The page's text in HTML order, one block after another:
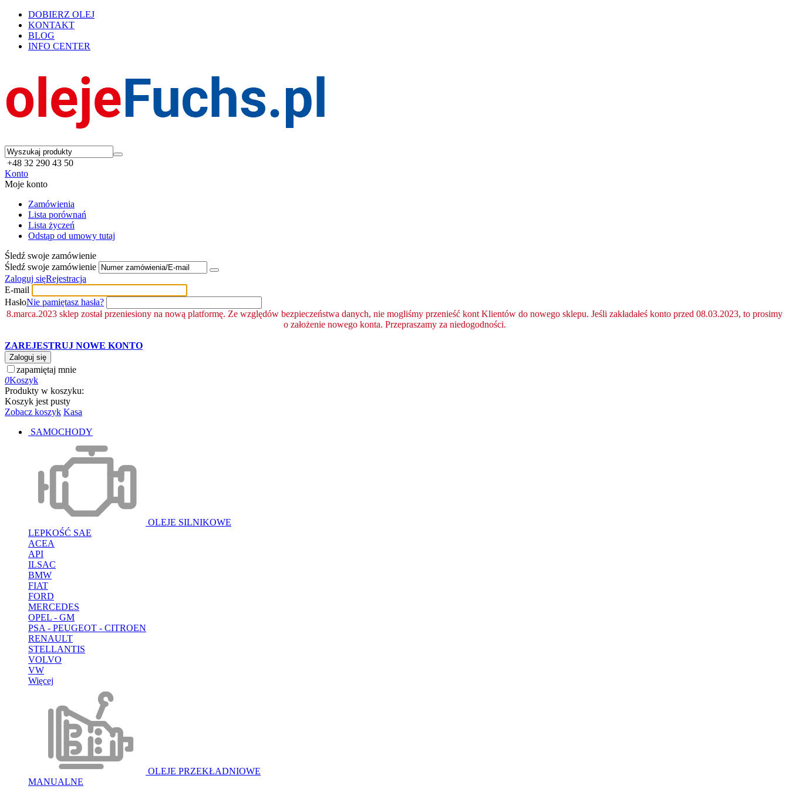
DOBIERZ OLEJ
KONTAKT
BLOG
INFO CENTER
+48 32 290 43 50
Konto
Moje konto
Zamówienia
Lista porównań
Lista życzeń
Odstąp od umowy tutaj
Śledź swoje zamówienie
Śledź swoje zamówienie
Zaloguj sięRejestracja
E-mail
HasłoNie pamiętasz hasła?
8.marca.2023 sklep został przeniesiony na nową platformę. Ze względów bezpieczeństwa danych, nie mogliśmy przenieść kont Klientów do nowego sklepu. Jeśli zakładałeś konto przed 08.03.2023, to prosimy
o założenie nowego konta. Przepraszamy za niedogodności.
ZAREJESTRUJ NOWE KONTO
Zaloguj się
zapamiętaj mnie
0Koszyk
Produkty w koszyku:
Koszyk jest pusty
Zobacz koszyk Kasa
SAMOCHODY
OLEJE SILNIKOWE
LEPKOŚĆ SAE
ACEA
API
ILSAC
BMW
FIAT
FORD
MERCEDES
OPEL - GM
PSA - PEUGEOT - CITROEN
RENAULT
STELLANTIS
VOLVO
VW
Więcej
OLEJE PRZEKŁADNIOWE
MANUALNE